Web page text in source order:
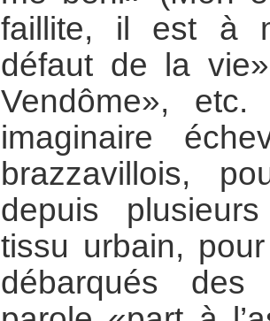
faillite, il est à
défaut de la
Vendôme»,
imaginaire
brazzavillois,
depuis
tissu urbain,
débarqués